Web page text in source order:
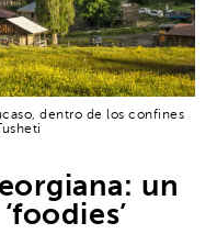
dentro de los confines
un